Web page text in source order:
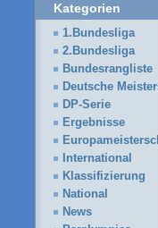
Kategorien
1.Bundesliga
2.Bundesliga
Bundesrangliste
Deutsche
DP-Serie
Ergebnisse
International
Klassifizierung
National
News